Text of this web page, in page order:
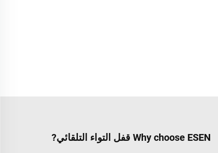
Why choose ESEN قفل التواء التلقائي?